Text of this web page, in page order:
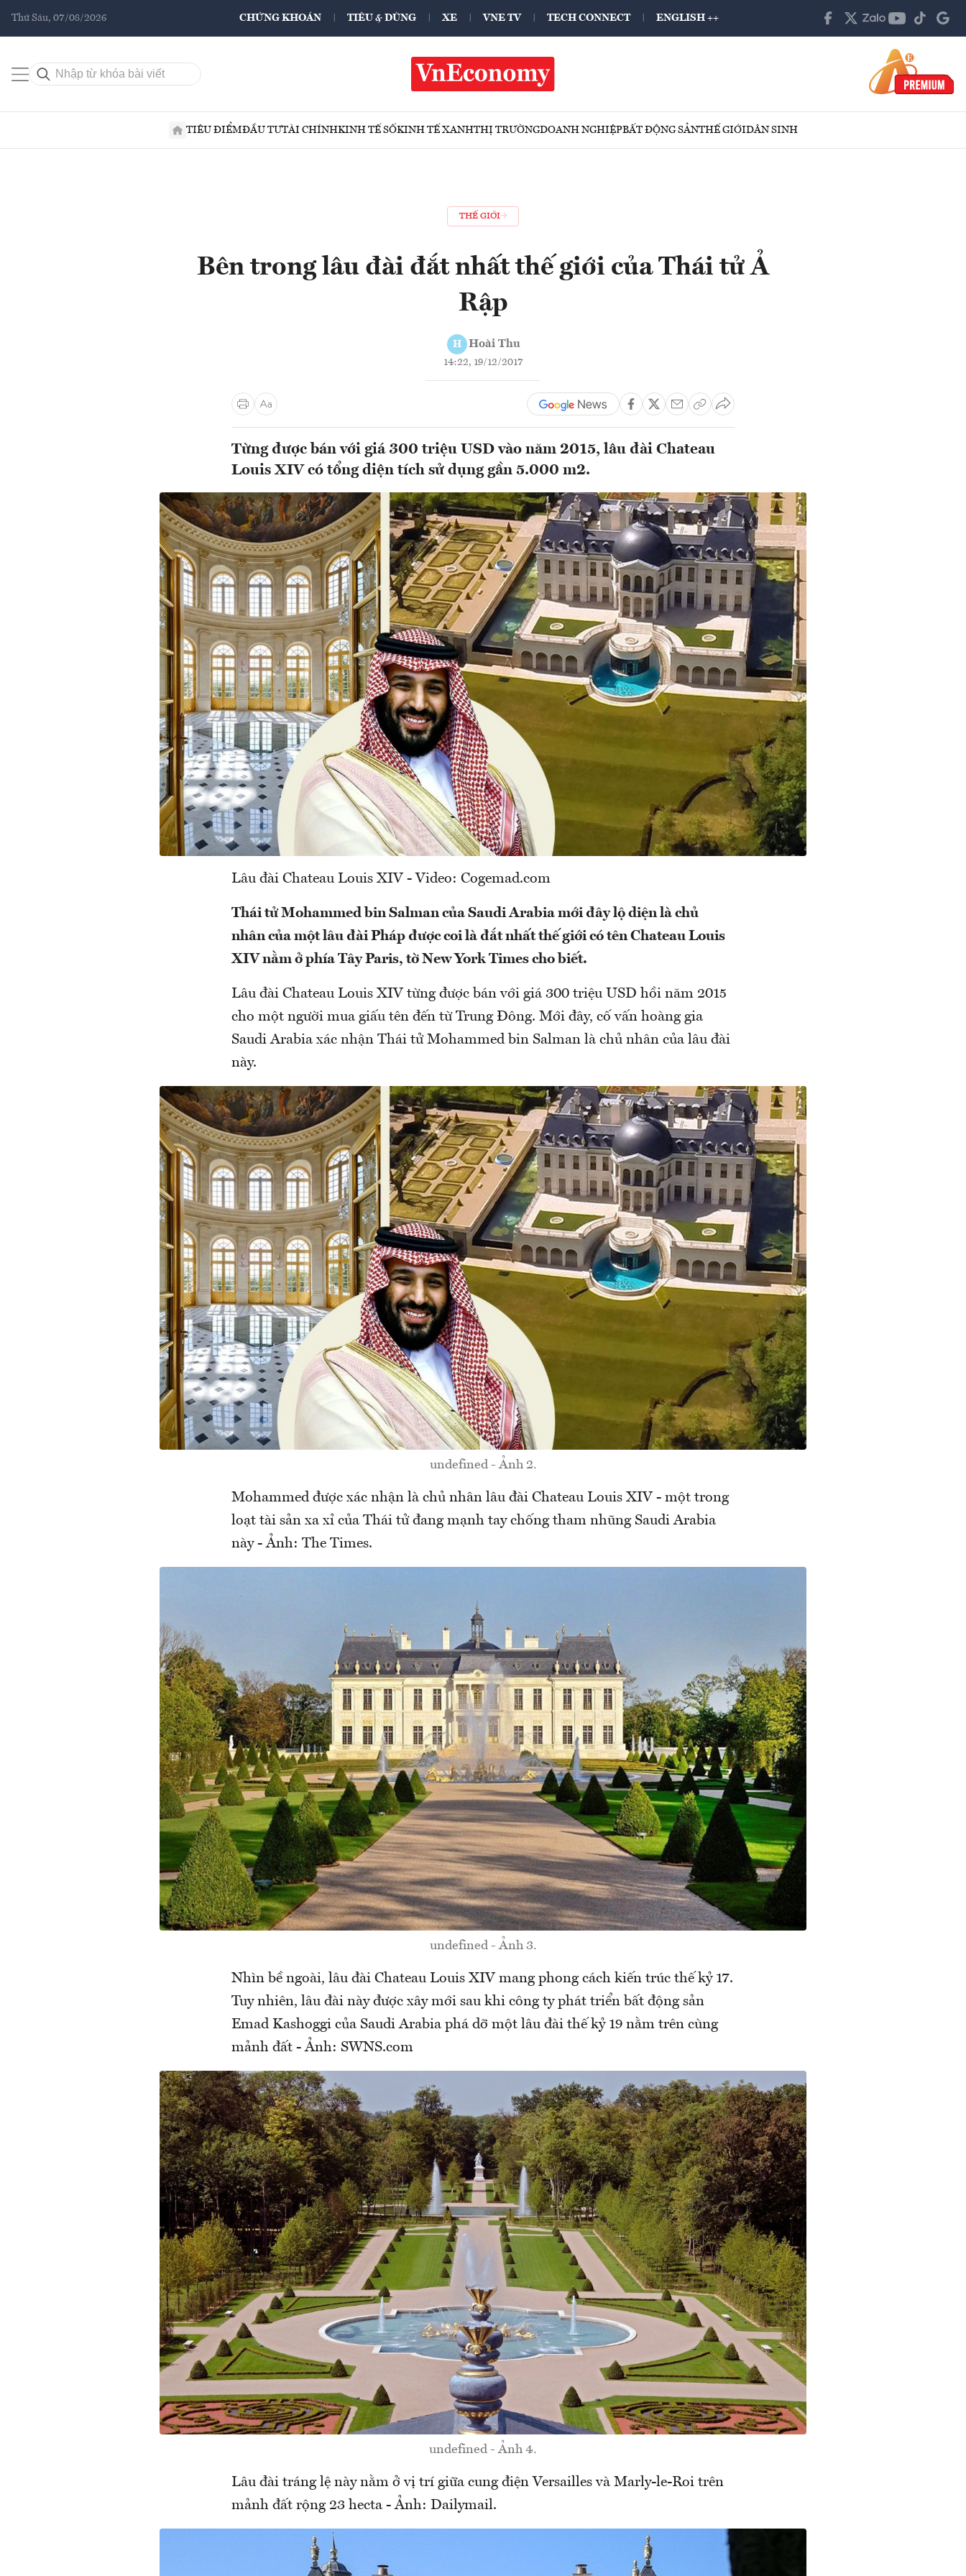
Thứ Sáu, 07/08/2026 CHỨNG KHOÁN TIÊU & DÙNG XE VNE TV TECH CONNECT ENGLISH ++
TIÊU ĐIỂMĐẦU TƯTÀI CHÍNHKINH TẾ SỐKINH TẾ XANHTHỊ TRƯỜNGDOANH NGHIỆPBẤT ĐỘNG SẢNTHẾ GIỚIDÂN SINH
THẾ GIỚI
Bên trong lâu đài đắt nhất thế giới của Thái tử Ả
Rập
H Hoài Thu
14:22, 19/12/2017
Từng được bán với giá 300 triệu USD vào năm 2015, lâu đài Chateau
Louis XIV có tổng diện tích sử dụng gần 5.000 m2.
Lâu đài Chateau Louis XIV - Video: Cogemad.com
Thái tử Mohammed bin Salman của Saudi Arabia mới đây lộ diện là chủ
nhân của một lâu đài Pháp được coi là đắt nhất thế giới có tên Chateau Louis
XIV nằm ở phía Tây Paris, tờ New York Times cho biết.
Lâu đài Chateau Louis XIV từng được bán với giá 300 triệu USD hồi năm 2015
cho một người mua giấu tên đến từ Trung Đông. Mới đây, cố vấn hoàng gia
Saudi Arabia xác nhận Thái tử Mohammed bin Salman là chủ nhân của lâu đài
này.
undefined - Ảnh 2.
Mohammed được xác nhận là chủ nhân lâu đài Chateau Louis XIV - một trong
loạt tài sản xa xỉ của Thái tử đang mạnh tay chống tham nhũng Saudi Arabia
này - Ảnh: The Times.
undefined - Ảnh 3.
Nhìn bề ngoài, lâu đài Chateau Louis XIV mang phong cách kiến trúc thế kỷ 17.
Tuy nhiên, lâu đài này được xây mới sau khi công ty phát triển bất động sản
Emad Kashoggi của Saudi Arabia phá dỡ một lâu đài thế kỷ 19 nằm trên cùng
mảnh đất - Ảnh: SWNS.com
undefined - Ảnh 4.
Lâu đài tráng lệ này nằm ở vị trí giữa cung điện Versailles và Marly-le-Roi trên
mảnh đất rộng 23 hecta - Ảnh: Dailymail.